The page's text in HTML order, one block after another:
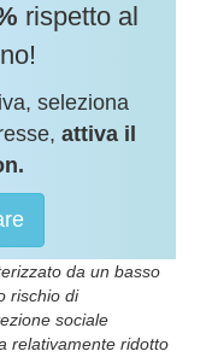
rispetto al
seleziona
attiva il
da un basso
rischio di
sociale
relativamente ridotto